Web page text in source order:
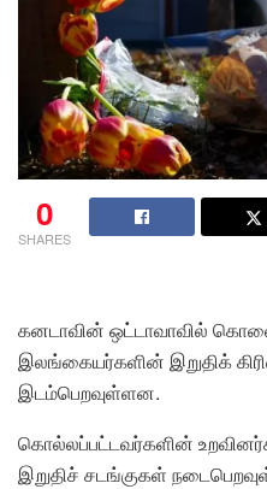
0
SHARES
கனடாவின் ஒட்டாவாவில்
இலங்கையர்களின் இறுதிக்
இடம்பெறவுள்ளன.
கொல்லப்பட்டவர்களின்
இறுதிச் சடங்குகள்